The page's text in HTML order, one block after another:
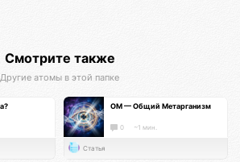
Смотрите также
Другие атомы в этой папке
ОМ — Общий Метарганизм
0 ~1 мин.
Статья